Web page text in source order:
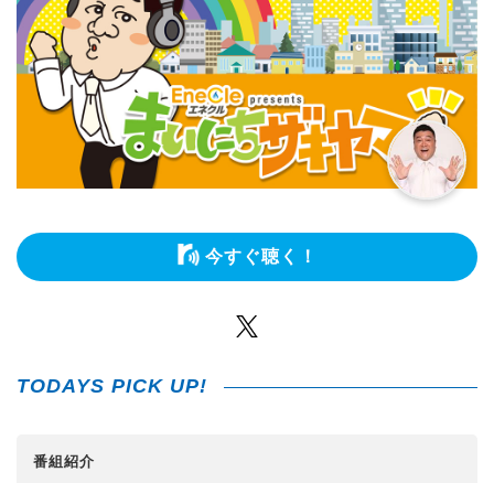
今すぐ聴く！
TODAYS PICK UP!
番組紹介